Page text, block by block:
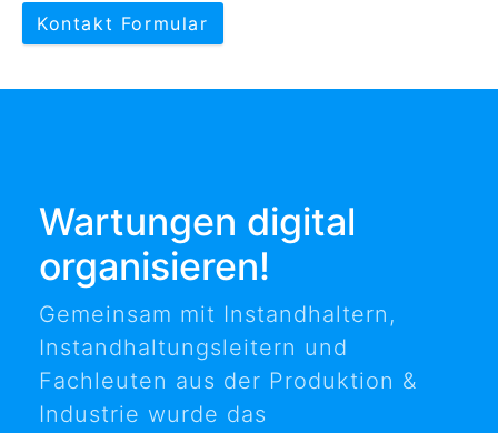
Kontakt Formular
Wartungen digital
organisieren!
Gemeinsam mit Instandhaltern,
Instandhaltungsleitern und
Fachleuten aus der Produktion &
Industrie wurde das